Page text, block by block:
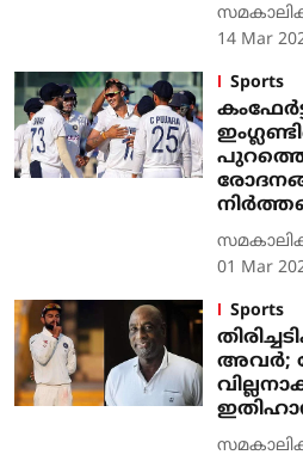
14 Mar
Sports
01 Mar
Sports
അവര്‍;